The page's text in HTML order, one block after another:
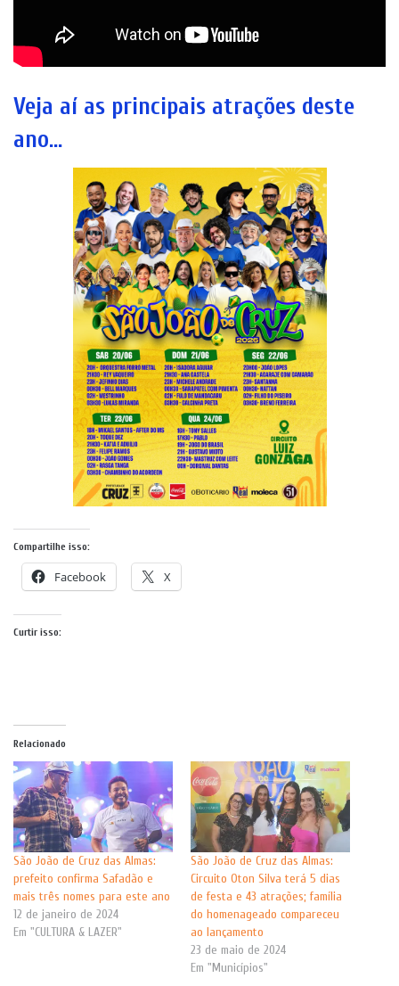
Veja aí as principais atrações deste
ano…
Compartilhe isso:
Facebook X
Curtir isso:
Relacionado
São João de Cruz das Almas:
prefeito confirma Safadão e
mais três nomes para este ano
12 de janeiro de 2024
Em "CULTURA & LAZER"
São João de Cruz das Almas:
Circuito Oton Silva terá 5 dias
de festa e 43 atrações; família
do homenageado compareceu
ao lançamento
23 de maio de 2024
Em "Municípios"